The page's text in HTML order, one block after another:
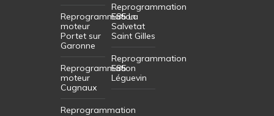
Reprogrammation
moteur
Portet sur
Garonne
Reprogrammation
moteur
Cugnaux
Reprogrammation
Reprogrammation
E85 La
Salvetat
Saint Gilles
Reprogrammation
E85
Léguevin